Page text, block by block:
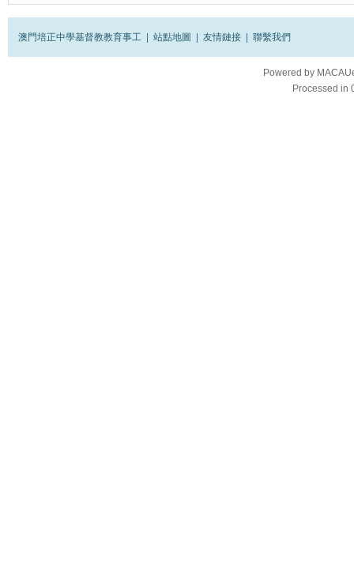
澳門培正中學基督教教育事工 站點地圖 友情鏈接 聯繫我們
Powered by
Processed in